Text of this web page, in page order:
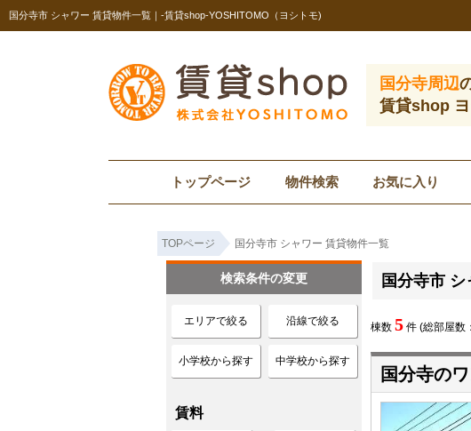
国分寺市 シャワー 賃貸物件一覧｜-賃貸shop-YOSHITOMO（ヨシトモ)
国分寺周辺
賃貸shop ヨ
トップページ 物件検索 お気に入り
TOPページ 国分寺市 シャワー 賃貸物件一覧
国分寺市
棟数 5 件 (総部屋数：
国分寺の
検索条件の変更
エリアで絞る 沿線で絞る
小学校から探す 中学校から探す
賃料